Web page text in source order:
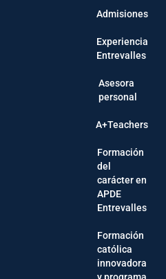
Admisiones
Experiencia
Entrevalles
Asesora
personal
A+Teachers
Formación
del
carácter en
APDE
Entrevalles
Formación
católica
innovadora